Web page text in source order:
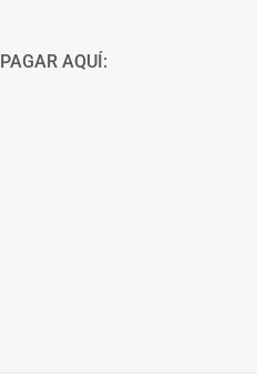
PAGAR AQUÍ: